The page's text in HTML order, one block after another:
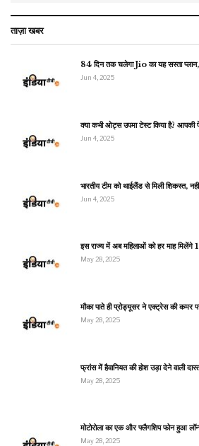
ताज़ा खबर
84 दिन तक चलेगा Jio का यह सस्ता
Jun 4, 2025
क्या कभी ओट्स उपमा टेस्ट किया है? आपकी
Jun 4, 2025
भारतीय टीम को थाईलैंड से मिली शिकस्त,
Jun 4, 2025
इस राज्य में अब महिलाओं को हर माह
May 28, 2025
मौका पाते ही प्रोड्यूसर ने एक्ट्रेस की कमर
May 28, 2025
फ्रांस में हैवानियत की होश उड़ा देने वाली
May 28, 2025
मोटोरोला का एक और फ्लैगशिप फोन
May 28, 2025